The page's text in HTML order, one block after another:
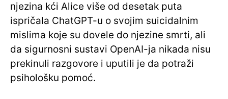
njezina kći Alice više od desetak puta
ispričala ChatGPT-u o svojim suicidalnim
mislima koje su dovele do njezine smrti, ali
da sigurnosni sustavi OpenAI-ja nikada nisu
prekinuli razgovore i uputili je da potraži
psihološku pomoć.